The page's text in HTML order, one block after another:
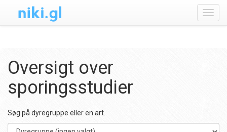
Oversigt over
sporingsstudier
Søg på dyregruppe eller en art.
Dyregruppe